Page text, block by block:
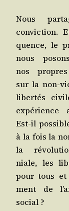
Nous
convic­tion.
quence, le
nous
nos
sur la non-
liber­tés
expé­rience
Est-il
à la fois la
la
niale, les
pour tous
ment de
social ?